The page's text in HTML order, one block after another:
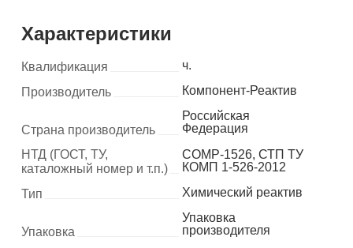
Характеристики
Квалификация
ч.
Производитель
Компонент-Реактив
Страна производитель
Российская
Федерация
НТД (ГОСТ, ТУ,
каталожный номер и т.п.)
COMP-1526, СТП ТУ
КОМП 1-526-2012
Тип
Химический реактив
Упаковка
Упаковка
производителя